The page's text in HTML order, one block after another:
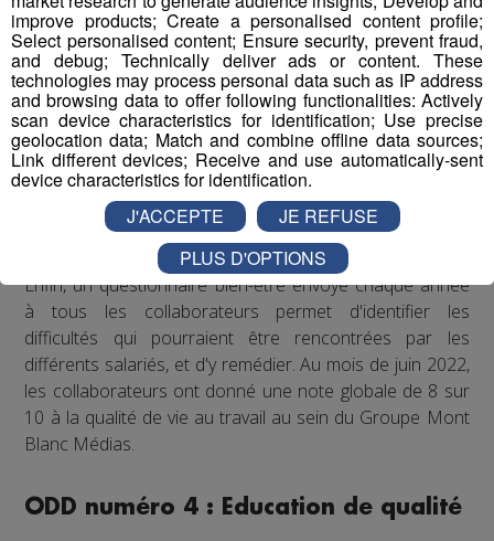
séminaires d’entreprise qui permettent à ses
collaborateurs de partager des moments conviviaux qui
sortent du cadre formel du travail. De plus, il est
régulièrement proposé aux salariés de participer à des
événements festifs (rencontres sportives avec les clubs
partenaires comme les Pionniers de Chamonix ou le FC
Annecy, festivals de musique...) qui accroissent la
cohésion d'équipe et renforcent les liens entre
Enfin, un questionnaire bien-être envoyé chaque année
à tous les collaborateurs permet d'identifier les
difficultés qui pourraient être rencontrées par les
différents salariés, et d'y remédier. Au mois de juin 2022,
les collaborateurs ont donné une note globale de 8 sur
10 à la qualité de vie au travail au sein du Groupe Mont
Blanc Médias.
ODD numéro 4 : Education de qualité
improve products; Create a personalised content profile;
Select personalised content; Ensure security, prevent fraud,
and debug; Technically deliver ads or content. These
technologies may process personal data such as IP address
and browsing data to offer following functionalities: Actively
scan device characteristics for identification; Use precise
geolocation data; Match and combine offline data sources;
Link different devices; Receive and use automatically-sent
device characteristics for identification.
J'ACCEPTE
JE REFUSE
PLUS D'OPTIONS